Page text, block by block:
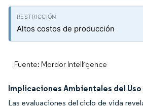
Altos costos de producción
Fuente: Mordor Intelligence
Implicaciones Ambientales del
Las evaluaciones del ciclo de vida